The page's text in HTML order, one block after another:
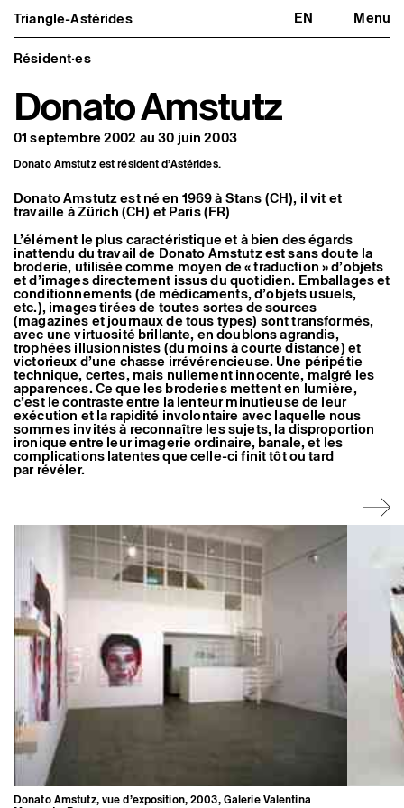
Triangle-Astérides EN Menu
Triangle-Astérides
Centre d’art contemporain
d’intérêt national
et résidence internationale d'artistes
Fermer
Présentation
À propos
Équipe et gouvernance
Formation professionnelle
Rapports d'activité
Informations pratiques
Programmation
Agenda : en cours et à venir
Expositions
Événements
Programmation éditoriale
Médiation
Publics associés
Les Nouveaux Commanditaires
Artistes résident·es et associé·es
Résident·es
Artistes associé·es
Hors-les-murs
Ancien·nes résident·es et artistes associé·es
Résident·es
Donato Amstutz
01 septembre 2002 au 30 juin 2003
Donato Amstutz est résident d’Astérides.
Donato Amstutz est né en 1969 à Stans (CH), il vit et
travaille à Zürich (CH) et Paris (FR)
L’élément le plus caractéristique et à bien des égards
inattendu du travail de Donato Amstutz est sans doute la
broderie, utilisée comme moyen de « traduction » d’objets
et d’images directement issus du quotidien. Emballages et
conditionnements (de médicaments, d’objets usuels,
etc.), images tirées de toutes sortes de sources
(magazines et journaux de tous types) sont transformés,
avec une virtuosité brillante, en doublons agrandis,
trophées illusionnistes (du moins à courte distance) et
victorieux d’une chasse irrévérencieuse. Une péripétie
technique, certes, mais nullement innocente, malgré les
apparences. Ce que les broderies mettent en lumière,
c’est le contraste entre la lenteur minutieuse de leur
exécution et la rapidité involontaire avec laquelle nous
sommes invités à reconnaître les sujets, la disproportion
ironique entre leur imagerie ordinaire, banale, et les
complications latentes que celle-ci finit tôt ou tard
par révéler.
Donato Amstutz, vue d’exposition, 2003, Galerie Valentina